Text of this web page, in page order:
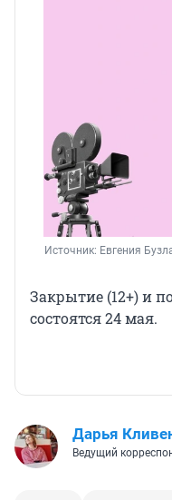
Источник: Евгения
Закрытие (12+) и
состоятся 24 мая.
Дарья
Ведущий